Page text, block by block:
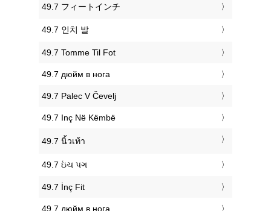
‎49.7 フィートインチ
‎49.7 인치 발
‎49.7 Tomme Til Fot
‎49.7 дюйм в нога
‎49.7 Palec V Čevelj
‎49.7 Inç Në Këmbë
‎49.7 นิ้วเท้า
‎49.7 ઇંચ પગ
‎49.7 İnç Fit
‎49.7 дюйм в нога